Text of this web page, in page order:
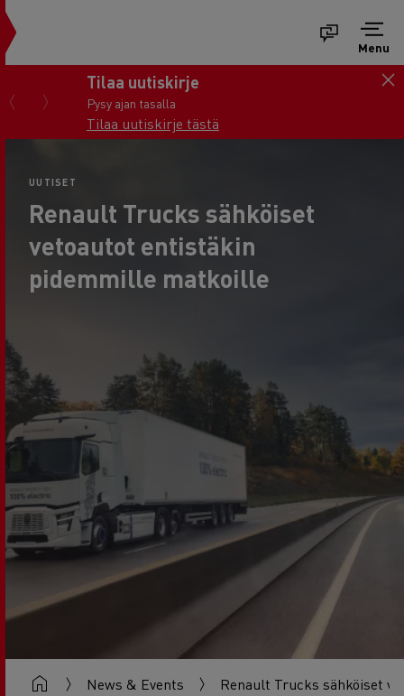
Menu
Tilaa uutiskirje
Pysy ajan tasalla
Tilaa uutiskirje tästä
UUTISET
Renault Trucks sähköiset
vetoautot entistäkin
pidemmille matkoille
News & Events Renault Trucks sähköiset